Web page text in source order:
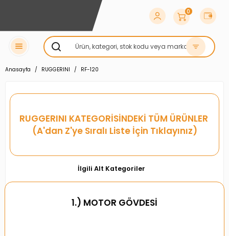
0
Anasayfa RUGGERINI RF-120
RUGGERINI KATEGORİSİNDEKİ TÜM ÜRÜNLER
(A'dan Z'ye Sıralı Liste İçin Tıklayınız)
İlgili Alt Kategoriler
1.) MOTOR GÖVDESİ